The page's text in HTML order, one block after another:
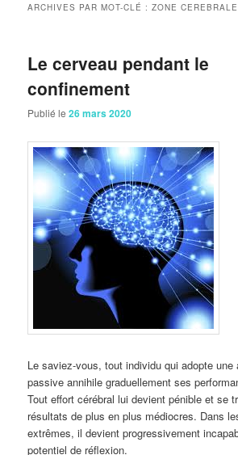
ARCHIVES PAR MOT-CLÉ :ZONE CEREBRALE
Le cerveau pendant le
confinement
Publié le26 mars 2020
Le saviez-vous, tout individu qui adopte une
passive annihile graduellement ses
Tout effort cérébral lui devient pénible et se
résultats de plus en plus médiocres. Dans
extrêmes, il devient progressivement
potentiel de réflexion.